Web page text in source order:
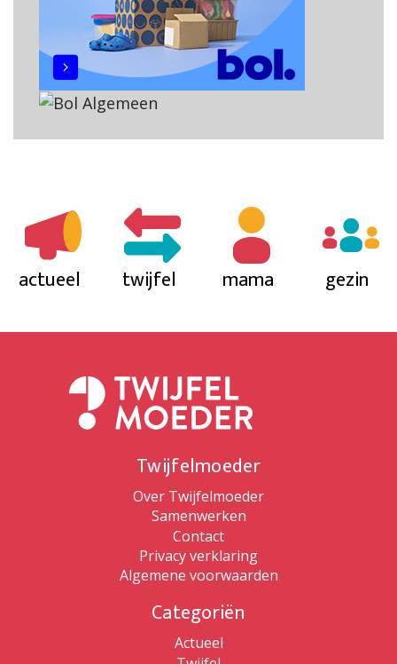
actueel twijfel mama gezin
Twijfelmoeder
Over Twijfelmoeder
Samenwerken
Contact
Privacy verklaring
Algemene voorwaarden
Categoriën
Actueel